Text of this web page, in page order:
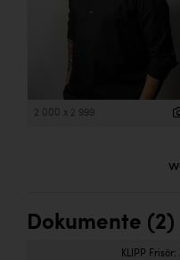
2 000 x 2 999
Dokumente (2)
KLIPP